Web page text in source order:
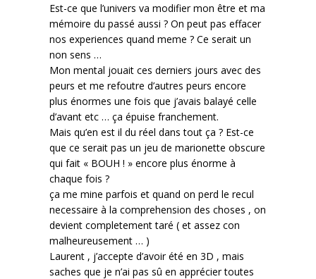
Est-ce que l’univers va modifier mon être et ma
mémoire du passé aussi ? On peut pas effacer
nos experiences quand meme ? Ce serait un
non sens …
Mon mental jouait ces derniers jours avec des
peurs et me refoutre d’autres peurs encore
plus énormes une fois que j’avais balayé celle
d’avant etc … ça épuise franchement.
Mais qu’en est il du réel dans tout ça ? Est-ce
que ce serait pas un jeu de marionette obscure
qui fait « BOUH ! » encore plus énorme à
chaque fois ?
ça me mine parfois et quand on perd le recul
necessaire à la comprehension des choses , on
devient completement taré ( et assez con
malheureusement … )
Laurent , j’accepte d’avoir été en 3D , mais
saches que je n’ai pas sû en apprécier toutes